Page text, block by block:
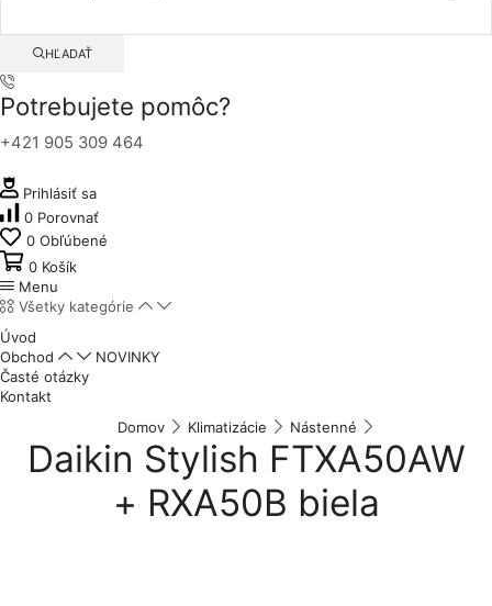
HĽADAŤ
Potrebujete pomôc?
+421 905 309 464
Prihlásiť sa
0 Porovnať
0 Obľúbené
0 Košík
Menu
Všetky kategórie
Úvod
Obchod
NOVINKY
Časté otázky
Kontakt
Domov
Klimatizácie Nástenné
Daikin Stylish FTXA50AW
+ RXA50B biela